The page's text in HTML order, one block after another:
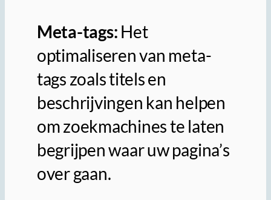
Meta-tags: Het
optimaliseren van meta-
tags zoals titels en
beschrijvingen kan helpen
om zoekmachines te laten
begrijpen waar uw pagina’s
over gaan.